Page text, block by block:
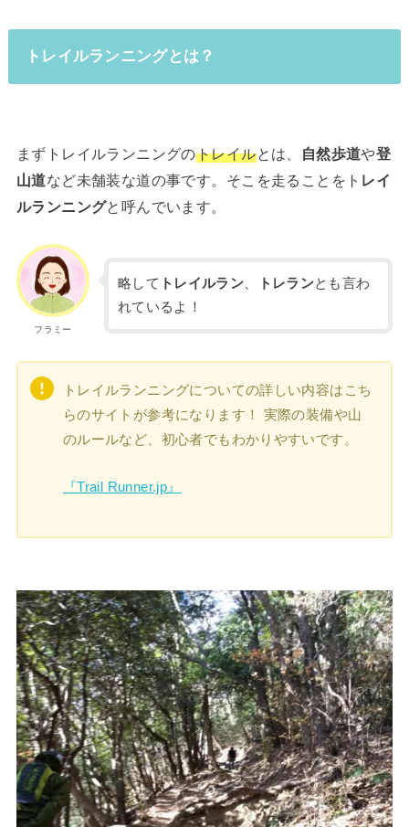
トレイルランニングとは？
まずトレイルランニングのトレイルとは、 自然歩道や登
山道など未舗装な道の事です。そこを走ることをト レイ
ルランニングと呼んでいます。
フラミー
略して トレイルラン、 トレランとも言わ
れているよ！
トレイルランニングについての詳しい内容はこち
らのサイトが参考になります！ 実際の装備や山
のルールなど、初心者でもわかりやすいです。
『Trail Runner.jp』